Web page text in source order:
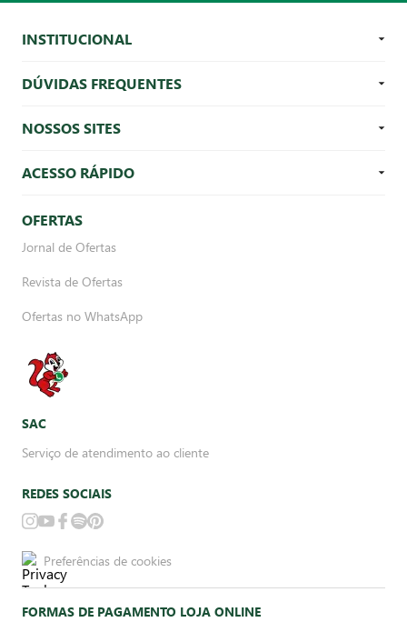
INSTITUCIONAL
DÚVIDAS FREQUENTES
NOSSOS SITES
ACESSO RÁPIDO
OFERTAS
Jornal de Ofertas
Revista de Ofertas
Ofertas no WhatsApp
SAC
Serviço de atendimento ao cliente
REDES SOCIAIS
Preferências de cookies
FORMAS DE PAGAMENTO LOJA ONLINE